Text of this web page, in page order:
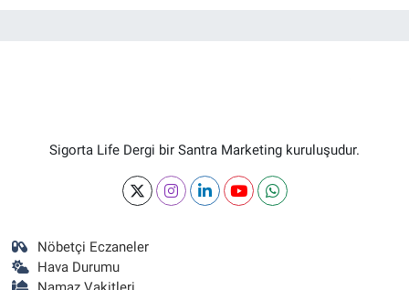
Sigorta Life Dergi bir Santra Marketing kuruluşudur.
Nöbetçi Eczaneler
Hava Durumu